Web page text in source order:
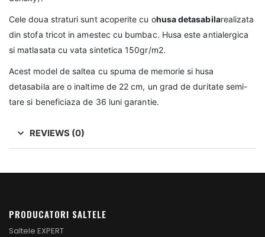
Cele doua straturi sunt acoperite cu ohusa detasabilarealizata
din stofa tricot in amestec cu bumbac. Husa este antialergica
si matlasata cu vata sintetica 150gr/m2.
Acest model de saltea cu spuma de memorie si husa
detasabila are o inaltime de 22 cm, un grad de duritate semi-
tare si beneficiaza de 36 luni garantie.
REVIEWS (0)
PRODUCATORI SALTELE
Saltele EXPERT